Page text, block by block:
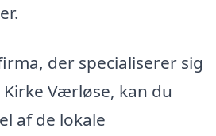
der specialiserer sig
Værløse, kan du
af de lokale